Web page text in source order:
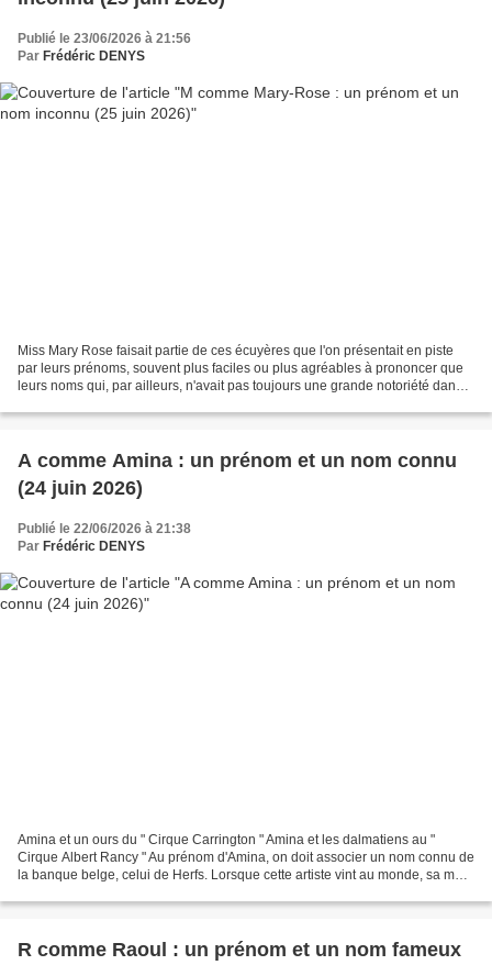
Publié le 23/06/2026 à 21:56
Par Frédéric DENYS
Miss Mary Rose faisait partie de ces écuyères que l'on présentait en piste
par leurs prénoms, souvent plus faciles ou plus agréables à prononcer que
leurs noms qui, par ailleurs, n'avait pas toujours une grande notoriété dans
A comme Amina : un prénom et un nom connu
(24 juin 2026)
Publié le 22/06/2026 à 21:38
Par Frédéric DENYS
Amina et un ours du " Cirque Carrington " Amina et les dalmatiens au "
Cirque Albert Rancy " Au prénom d'Amina, on doit associer un nom connu de
la banque belge, celui de Herfs. Lorsque cette artiste vint au monde, sa mère
R comme Raoul : un prénom et un nom fameux